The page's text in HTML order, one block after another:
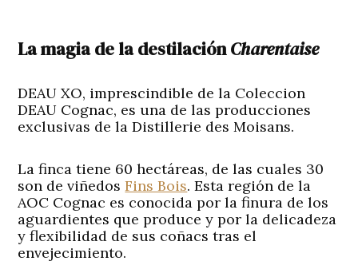
La magia de la destilaciónCharentaise
DEAU XO, imprescindible de la Coleccion
DEAU Cognac, es una de las producciones
exclusivas de la Distillerie des Moisans.
La finca tiene 60 hectáreas, de las cuales 30
son de viñedosFins Bois. Esta región de la
AOC Cognac es conocida por la finura de los
aguardientes que produce y por la delicadeza
y flexibilidad de sus coñacs tras el
envejecimiento.